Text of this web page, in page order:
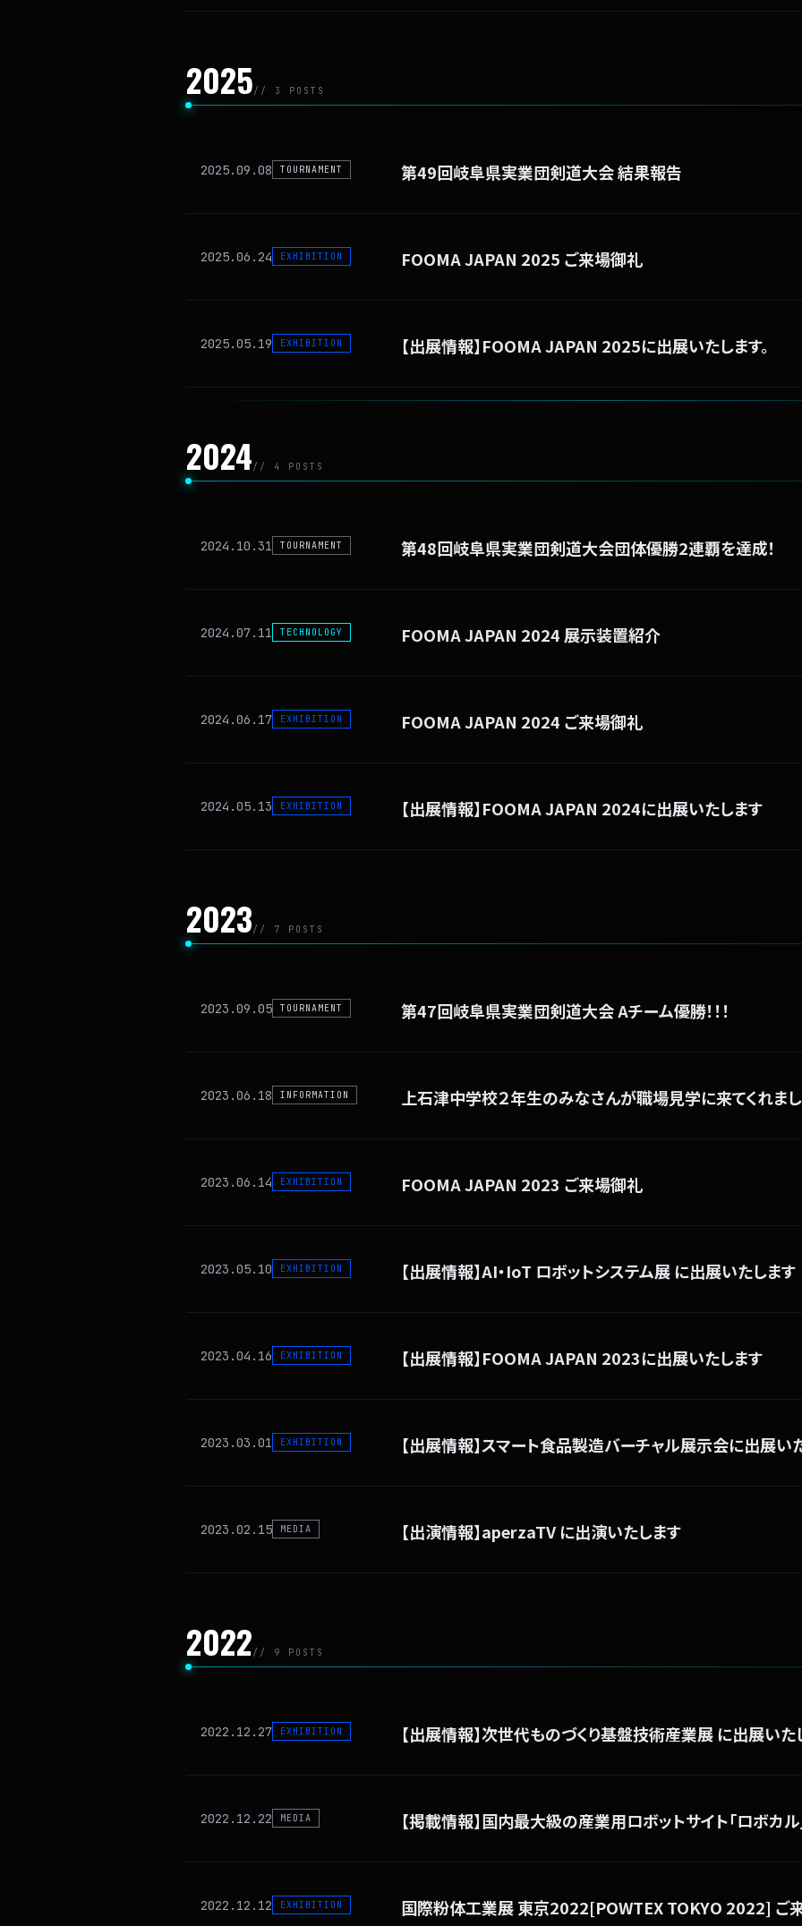
2025// 3 POSTS
2025.09.08 TOURNAMENT 第49回岐阜県実業団剣道大会 結果報告
2025.06.24 EXHIBITION FOOMA JAPAN 2025 ご来場御礼
2025.05.19 EXHIBITION 【出展情報】FOOMA JAPAN 2025に出展いたします。
2024// 4 POSTS
2024.10.31 TOURNAMENT 第48回岐阜県実業団剣道大会団体優勝2連覇を達成！
2024.07.11 TECHNOLOGY FOOMA JAPAN 2024 展示装置紹介
2024.06.17 EXHIBITION FOOMA JAPAN 2024 ご来場御礼
2024.05.13 EXHIBITION 【出展情報】FOOMA JAPAN 2024に出展いたします
2023// 7 POSTS
2023.09.05 TOURNAMENT 第47回岐阜県実業団剣道大会 Aチーム優勝！！！
2023.06.18 INFORMATION 上石津中学校２年生のみなさんが職場見学に来てくれまし
2023.06.14 EXHIBITION FOOMA JAPAN 2023 ご来場御礼
2023.05.10 EXHIBITION 【出展情報】AI・IoT ロボットシステム展 に出展いたします
2023.04.16 EXHIBITION 【出展情報】FOOMA JAPAN 2023に出展いたします
2023.03.01 EXHIBITION 【出展情報】スマート食品製造バーチャル展示会に出展い
2023.02.15 MEDIA 【出演情報】aperzaTV に出演いたします
2022// 9 POSTS
2022.12.27 EXHIBITION 【出展情報】次世代ものづくり基盤技術産業展 に出展いた
2022.12.22 MEDIA 【掲載情報】国内最大級の産業用ロボットサイト「ロボカ
2022.12.12 EXHIBITION 国際粉体工業展 東京2022[POWTEX TOKYO 2022] ご